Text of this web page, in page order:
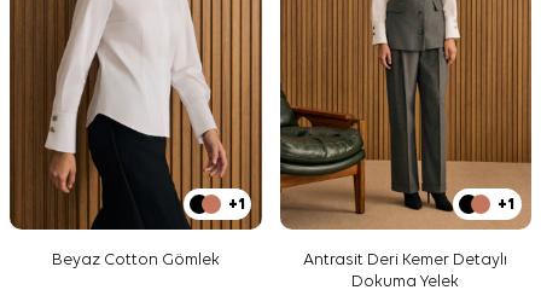
+1
Beyaz Cotton Gömlek
+1
Antrasit Deri Kemer Detaylı
Dokuma Yelek